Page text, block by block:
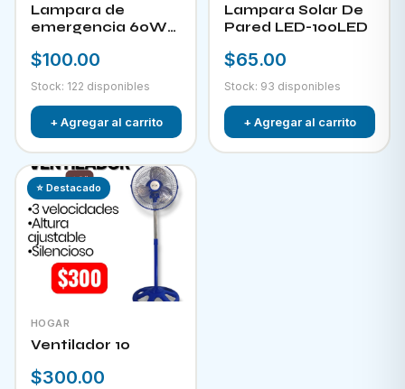
Lampara de
emergencia 60W
$100.00
Stock: 122 disponibles
+ Agregar al carrito
Lampara Solar De
Pared LED-100LED
$65.00
Stock: 93 disponibles
+ Agregar al carrito
⭐ Destacado
HOGAR
Ventilador 10
$300.00